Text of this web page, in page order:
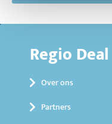
Regio Deal
Over ons
Partners